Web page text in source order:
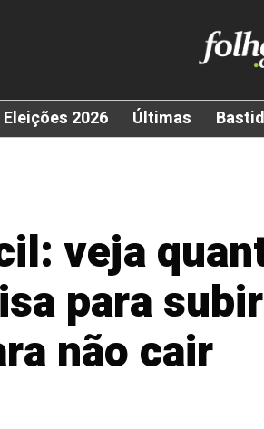
Eleições 2026 Últimas
veja
para
não cair